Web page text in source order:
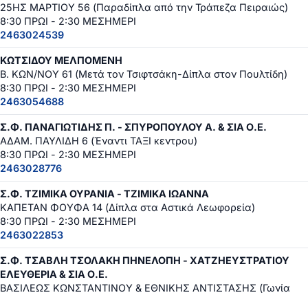
25ΗΣ ΜΑΡΤΙΟΥ 56 (Παραδίπλα από την Τράπεζα Πειραιώς)
8:30 ΠΡΩΙ - 2:30 ΜΕΣΗΜΕΡΙ
2463024539
ΚΩΤΣΙΔΟΥ ΜΕΛΠΟΜΕΝΗ
Β. ΚΩΝ/ΝΟΥ 61 (Μετά τον Τσιφτσάκη-Δίπλα στον Πουλτίδη)
8:30 ΠΡΩΙ - 2:30 ΜΕΣΗΜΕΡΙ
2463054688
Σ.Φ. ΠΑΝΑΓΙΩΤΙΔΗΣ Π. - ΣΠΥΡΟΠΟΥΛΟΥ Α. & ΣΙΑ Ο.Ε.
ΑΔΑΜ. ΠΑΥΛΙΔΗ 6 (Έναντι ΤΑΞΙ κεντρου)
8:30 ΠΡΩΙ - 2:30 ΜΕΣΗΜΕΡΙ
2463028776
Σ.Φ. ΤΖΙΜΙΚΑ ΟΥΡΑΝΙΑ - ΤΖΙΜΙΚΑ ΙΩΑΝΝΑ
ΚΑΠΕΤΑΝ ΦΟΥΦΑ 14 (Δίπλα στα Αστικά Λεωφορεία)
8:30 ΠΡΩΙ - 2:30 ΜΕΣΗΜΕΡΙ
2463022853
Σ.Φ. ΤΣΑΒΛΗ ΤΣΟΛΑΚΗ ΠΗΝΕΛΟΠΗ - ΧΑΤΖΗΕΥΣΤΡΑΤΙΟΥ
ΕΛΕΥΘΕΡΙΑ & ΣΙΑ Ο.Ε.
ΒΑΣΙΛΕΩΣ ΚΩΝΣΤΑΝΤΙΝΟΥ & ΕΘΝΙΚΗΣ ΑΝΤΙΣΤΑΣΗΣ (Γωνία